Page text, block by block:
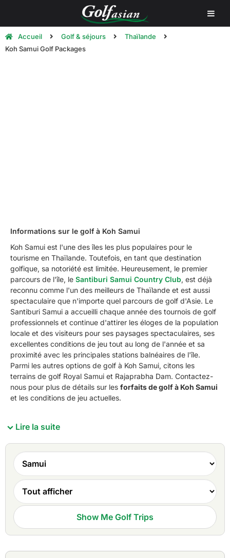
Accueil Golf & séjours
Thaïlande
Koh Samui Golf Packages
Informations sur le golf à Koh Samui
Koh Samui est l'une des îles les plus populaires pour le
tourisme en Thaïlande. Toutefois, en tant que destination
golfique, sa notoriété est limitée. Heureusement, le premier
parcours de l'île, le Santiburi Samui Country Club, est déjà
reconnu comme l'un des meilleurs de Thaïlande et est aussi
spectaculaire que n'importe quel parcours de golf d'Asie. Le
Santiburi Samui a accueilli chaque année des tournois de golf
professionnels et continue d'attirer les éloges de la population
locale et des visiteurs pour ses paysages spectaculaires, ses
excellentes conditions de jeu tout au long de l'année et sa
proximité avec les principales stations balnéaires de l'île.
Parmi les autres options de golf à Koh Samui, citons les
terrains de golf Royal Samui et Rajaprabha Dam. Contactez-
nous pour plus de détails sur les forfaits de golf à Koh Samui
et les conditions de jeu actuelles.
Lire la suite
Destination Information - Golf à Koh Samui
Avec l'ajout du
deuxième parcours de golf de championnat de Koh Samui,
Koh Samui est une destination de golf alternative à sa
célèbre île voisine de Phuket. Les deux parcours de golf de
Koh Samui offrent des vues spectaculaires sur les îles
environnantes et la Thaïlande continentale depuis
pratiquement tous les points du parcours.
Hills Country Club, convient parfaitement aux vacanciers
Show Me Golf Trips